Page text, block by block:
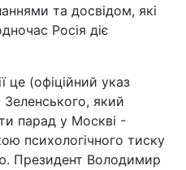
та досвідом, які
Росія діє
(офіційний указ
який
парад у Москві -
психологічного тиску
Президент Володимир